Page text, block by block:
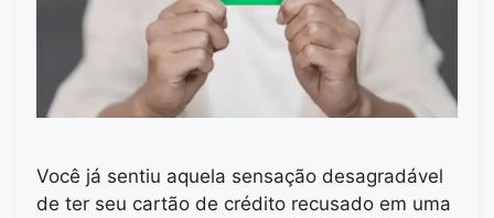
Você já sentiu aquela sensação desagradável
de ter seu cartão de crédito recusado em uma